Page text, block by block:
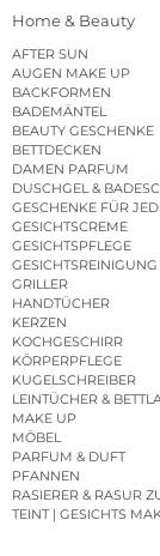
Home & Beauty
AFTER SUN
AUGEN MAKE UP
BACKFORMEN
BADEMÄNTEL
BEAUTY GESCHENKE
BETTDECKEN
DAMEN PARFUM
DUSCHGEL &
GESCHENKE FÜR
GESICHTSCREME
GESICHTSPFLEGE
GRILLER
HANDTÜCHER
KERZEN
KOCHGESCHIRR
KÖRPERPFLEGE
KUGELSCHREIBER
LEINTÜCHER &
MAKE UP
MÖBEL
PARFUM & DUFT
PFANNEN
RASIERER & RASUR
TEINT | GESICHTS